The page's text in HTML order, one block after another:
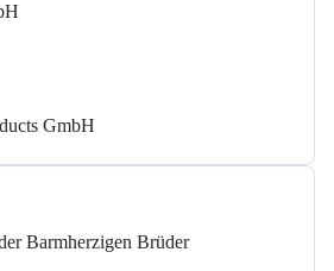
GmbH
Barmherzigen Brüder